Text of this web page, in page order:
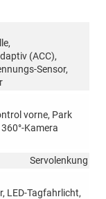
(ACC),
Sensor,
vorne, Park
Kamera
Servolenkung
LED-Tagfahrlicht,